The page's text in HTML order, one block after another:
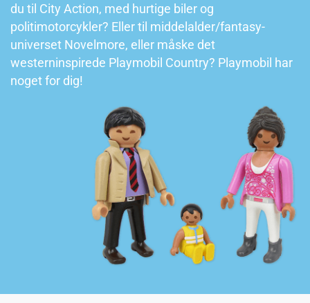
du til City Action, med hurtige biler og
politimotorcykler? Eller til middelalder/fantasy-
universet Novelmore, eller måske det
westerninspirede Playmobil Country? Playmobil har
noget for dig!